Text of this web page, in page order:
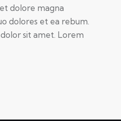
dolore magna
dolores et ea rebum.
sit amet. Lorem